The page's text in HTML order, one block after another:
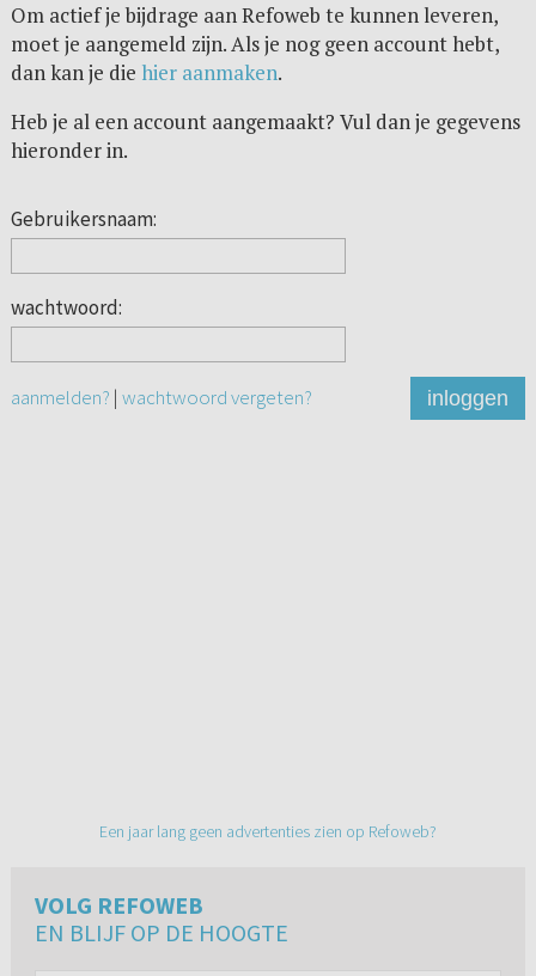
Om actief je bijdrage aan Refoweb te kunnen leveren,
moet je aangemeld zijn. Als je nog geen account hebt,
dan kan je die hier aanmaken.
Heb je al een account aangemaakt? Vul dan je gegevens
hieronder in.
Gebruikersnaam:
wachtwoord:
aanmelden? | wachtwoord vergeten? inloggen
Een jaar lang geen advertenties zien op Refoweb?
VOLG REFOWEB
EN BLIJF OP DE HOOGTE